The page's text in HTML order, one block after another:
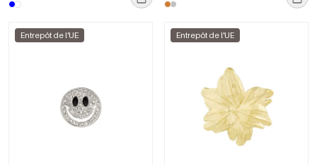
Entrepôt de l'UE Entrepôt de l'UE